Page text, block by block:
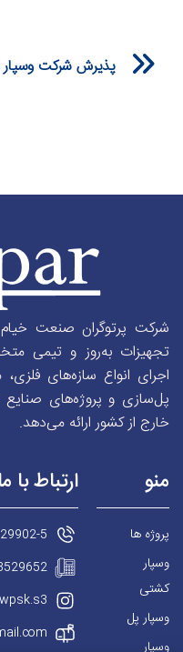
Prev
شرکت پرتوگران صنعت
تجهیزات به‌روز و تیمی
اجرای انواع سازه‌های
پل‌سازی و پروژه‌های
خارج از کشور ارائه می‌دهد.
منو
پروژه ها
وسپار
کشتی
وسپار پل
وسپار
ارتباط با
5
wpsk.s3